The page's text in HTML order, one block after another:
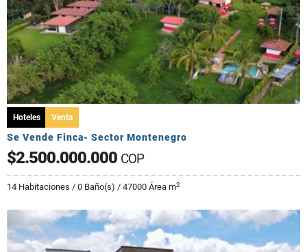
Hoteles Venta
Se Vende Finca- Sector Montenegro
$2.500.000.000 COP
14 Habitaciones / 0 Baño(s) / 47000 Área m2